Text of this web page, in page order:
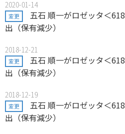
2020-01-14
変更
五石 順一がロゼッタ＜
出（保有減少）
2018-12-21
変更
五石 順一がロゼッタ＜
出（保有減少）
2018-12-19
変更
五石 順一がロゼッタ＜
出（保有減少）